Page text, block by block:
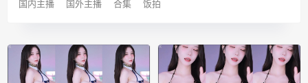
国内主播 国外主播 合集 饭拍